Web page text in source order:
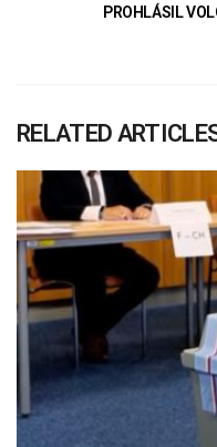
PROHLÁSIL
RELATED